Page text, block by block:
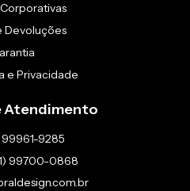
Devoluções
e Privacidade
Atendimento
99961-9285
99700-0868